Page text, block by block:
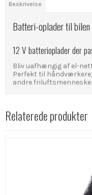
Beskrivelse
Batteri-oplader til bilen
12 V batterioplader der
Bliv uafhængig af el-
Perfekt til
andre
Relaterede produkter